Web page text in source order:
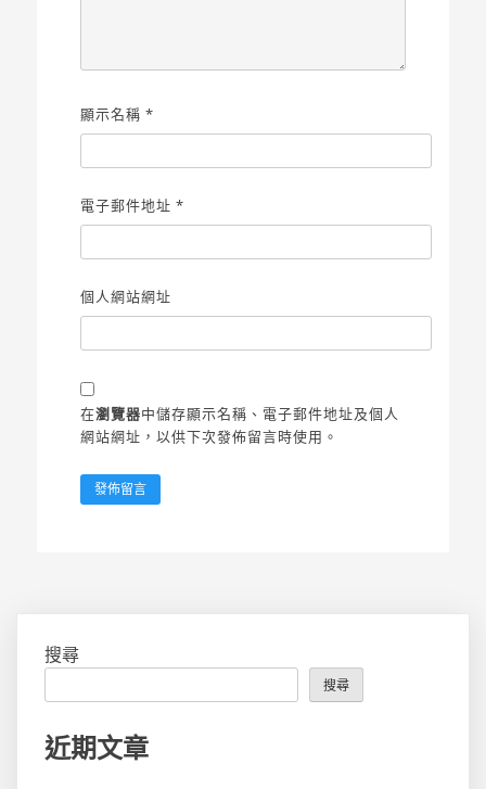
顯示名稱*
電子郵件地址*
個人網站網址
在瀏覽器中儲存顯示名稱、電子郵件地址及個人
網站網址，以供下次發佈留言時使用。
搜尋
搜尋
近期文章